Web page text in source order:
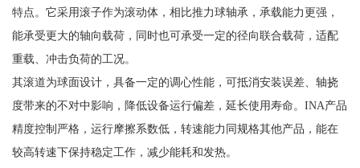
特点。它采用滚子作为滚动体，相比推力球轴承，承载能力更强，
能承受更大的轴向载荷，同时也可承受一定的径向联合载荷，适配
重载、冲击负荷的工况。
其滚道为球面设计，具备一定的调心性能，可抵消安装误差、轴挠
度带来的不对中影响，降低设备运行偏差，延长使用寿命。INA产品
精度控制严格，运行摩擦系数低，转速能力同规格其他产品，能在
较高转速下保持稳定工作，减少能耗和发热。